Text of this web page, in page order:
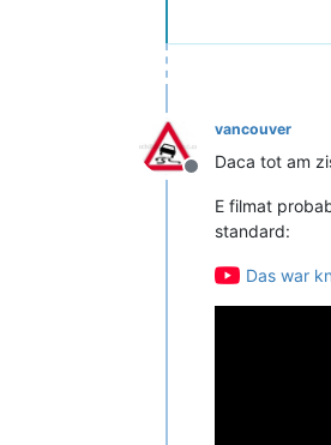
Deconectat
vancouver
Daca tot am
E filmat
standard:
Das war